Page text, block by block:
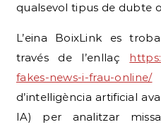
qualsevol tipus de dubte
L’eina BoixLink es
través de l’enllaç
fakes-news-i-frau-online/i
d’intel·ligència artificial
IA) per analitzar